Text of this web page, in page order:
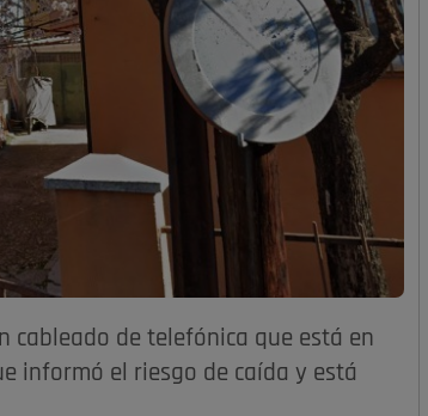
cableado de telefónica que está en
informó el riesgo de caída y está